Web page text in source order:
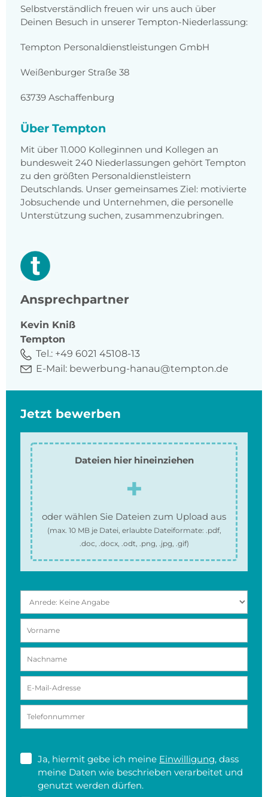
Selbstverständlich freuen wir uns auch über
Deinen Besuch in unserer Tempton-Niederlassung:
Tempton Personaldienstleistungen GmbH
Weißenburger Straße 38
63739 Aschaffenburg
Über Tempton
Mit über 11.000 Kolleginnen und Kollegen an
bundesweit 240 Niederlassungen gehört Tempton
zu den größten Personaldienstleistern
Deutschlands. Unser gemeinsames Ziel: motivierte
Jobsuchende und Unternehmen, die personelle
Unterstützung suchen, zusammenzubringen.
Ansprechpartner
Kevin Kniß
Tempton
Tel.: +49 6021 45108-13
E-Mail: bewerbung-hanau@tempton.de
Jetzt bewerben
Dateien hier hineinziehen
oder wählen Sie Dateien zum Upload aus
(max. 10 MBje Datei, erlaubte Dateiformate: .pdf,
.doc, .docx, .odt, .png, .jpg, .gif)
Ja, hiermit gebe ich meine Einwilligung, dass
meine Daten wie beschrieben verarbeitet und
genutzt werden dürfen.